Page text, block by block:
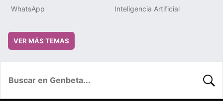
WhatsApp Inteligencia Artificial
VER MÁS TEMAS